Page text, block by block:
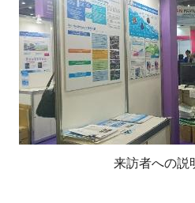
来訪者への説